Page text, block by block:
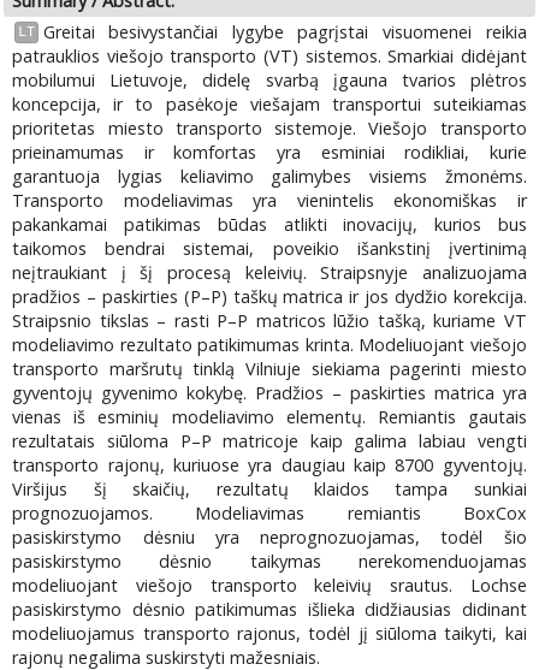
LT Greitai besivystančiai lygybe pagrįstai visuomenei reikia
patrauklios viešojo transporto (VT) sistemos. Smarkiai didėjant
mobilumui Lietuvoje, didelę svarbą įgauna tvarios plėtros
koncepcija, ir to pasėkoje viešajam transportui suteikiamas
prioritetas miesto transporto sistemoje. Viešojo transporto
prieinamumas ir komfortas yra esminiai rodikliai, kurie
garantuoja lygias keliavimo galimybes visiems žmonėms.
Transporto modeliavimas yra vienintelis ekonomiškas ir
pakankamai patikimas būdas atlikti inovacijų, kurios bus
taikomos bendrai sistemai, poveikio išankstinį įvertinimą
neįtraukiant į šį procesą keleivių. Straipsnyje analizuojama
pradžios – paskirties (P–P) taškų matrica ir jos dydžio korekcija.
Straipsnio tikslas – rasti P–P matricos lūžio tašką, kuriame VT
modeliavimo rezultato patikimumas krinta. Modeliuojant viešojo
transporto maršrutų tinklą Vilniuje siekiama pagerinti miesto
gyventojų gyvenimo kokybę. Pradžios – paskirties matrica yra
vienas iš esminių modeliavimo elementų. Remiantis gautais
rezultatais siūloma P–P matricoje kaip galima labiau vengti
transporto rajonų, kuriuose yra daugiau kaip 8700 gyventojų.
Viršijus šį skaičių, rezultatų klaidos tampa sunkiai
prognozuojamos. Modeliavimas remiantis BoxCox
pasiskirstymo dėsniu yra neprognozuojamas, todėl šio
pasiskirstymo dėsnio taikymas nerekomenduojamas
modeliuojant viešojo transporto keleivių srautus. Lochse
pasiskirstymo dėsnio patikimumas išlieka didžiausias didinant
modeliuojamus transporto rajonus, todėl jį siūloma taikyti, kai
rajonų negalima suskirstyti mažesniais.